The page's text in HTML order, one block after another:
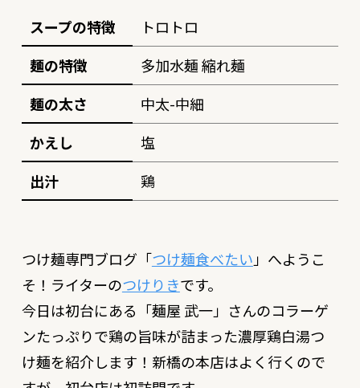
スープの特徴
トロトロ
麺の特徴
多加水麺 縮れ麺
麺の太さ
中太-中細
かえし
塩
出汁
鶏
つけ麺専門ブログ「つけ麺食べたい 」へようこ
そ！ライターのつけりきです。
今日は初台にある「麺屋 武一」さんのコラーゲ
ンたっぷりで鶏の旨味が詰まった濃厚鶏白湯つ
け麺を紹介します！新橋の本店はよく行くので